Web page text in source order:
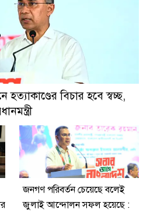
বিচার হবে স্বচ্ছ,
জনগণ পরিবর্তন চেয়েছে বলেই
জুলাই আন্দোলন সফল হয়েছে :